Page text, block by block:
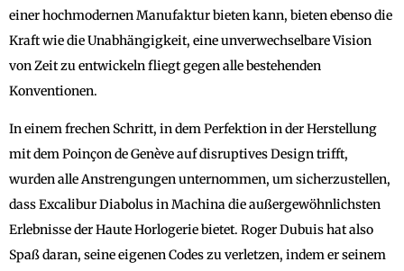
einer hochmodernen Manufaktur bieten kann, bieten ebenso die
Kraft wie die Unabhängigkeit, eine unverwechselbare Vision
von Zeit zu entwickeln fliegt gegen alle bestehenden
Konventionen.
In einem frechen Schritt, in dem Perfektion in der Herstellung
mit dem Poinçon de Genève auf disruptives Design trifft,
wurden alle Anstrengungen unternommen, um sicherzustellen,
dass Excalibur Diabolus in Machina die außergewöhnlichsten
Erlebnisse der Haute Horlogerie bietet. Roger Dubuis hat also
Spaß daran, seine eigenen Codes zu verletzen, indem er seinem